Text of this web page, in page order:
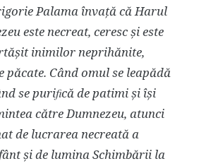
Palama învață că Harul
este necreat, ceresc și este
inimilor neprihănite,
păcate. Când omul se leapădă
se puriﬁcă de patimi și își
către Dumnezeu, atunci
de lucrarea necreată a
și de lumina Schimbării la